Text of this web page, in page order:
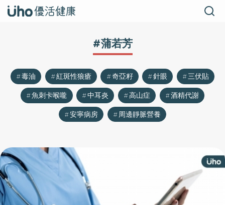
#蒲若芳
毒油 紅斑性狼瘡 奇亞籽 針眼
三伏貼
魚刺卡喉嚨
中耳炎 高山症
酒精代謝
安寧病房
周邊靜脈營養